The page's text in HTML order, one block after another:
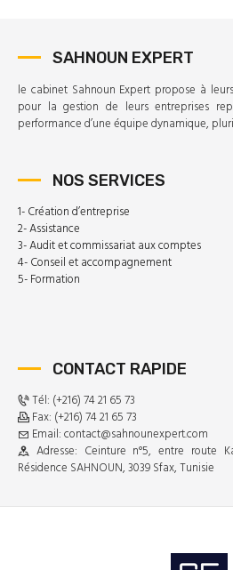
SAHNOUN EXPERT
le cabinet Sahnoun Expert propose à
pour la gestion de leurs entreprises
performance d’une équipe dynamique,
NOS SERVICES
1- Création d’entreprise
2- Assistance
3- Audit et commissariat aux comptes
4- Conseil et accompagnement
5- Formation
CONTACT RAPIDE
Tél: (+216) 74 21 65 73
Fax: (+216) 74 21 65 73
Email: contact@sahnounexpert.com
Adresse: Ceinture n°5, entre route
Résidence SAHNOUN, 3039 Sfax, Tunisie